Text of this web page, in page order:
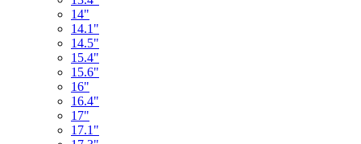
14"
14.1"
14.5"
15.4"
15.6"
16"
16.4"
17"
17.1"